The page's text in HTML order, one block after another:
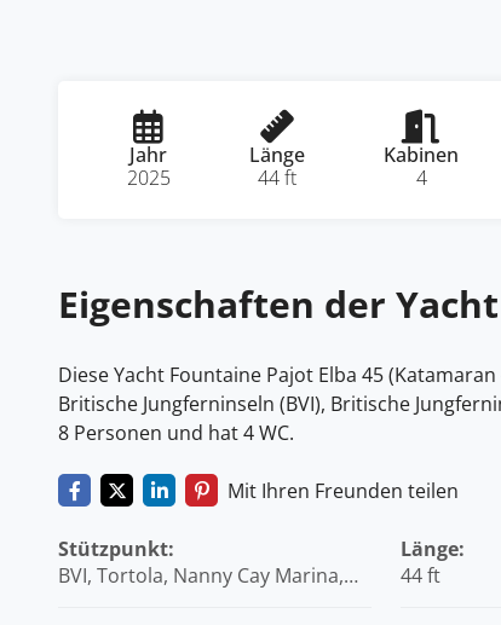
Jahr
2025
Länge
44 ft
Kabinen
4
Eigenschaften der Yacht
Diese Yacht Fountaine Pajot Elba 45
Britische Jungferninseln (BVI), Britische
8 Personen und hat 4 WC.
Mit Ihren Freunden teilen
Stützpunkt:
BVI, Tortola, Nanny Cay Marina,
Länge:
44 ft